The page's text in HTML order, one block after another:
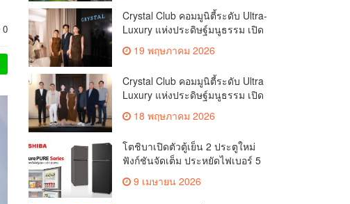
0
เศรษฐกิจหมุนเวียนพร้อมปั้น “คน”
ขับเคลื่อนทั้งอุตสาหกรรมสู่เป้า
หมายคาร์บอนต่ำ
Crystal Club คอมมูนิตี้ระดับ Ultra-
Luxury แห่งประดิษฐ์มนูธรรม เปิด
บทใหม่ของ Crystal Solana ผ่าน
ค่ำคืน A Curated Dinner
Experience for Living Well
19 พฤษภาคม 2026
Crystal Club คอมมูนิตี้ระดับ Ultra
Luxury แห่งประดิษฐ์มนูธรรม เปิด
บทใหม่ของ Crystal Solana ผ่าน
ค่ำคืน A Curated Dinner
18 พฤษภาคม 2026
โตชิบาเปิดตัวตู้เย็น 2 ประตูใหม่
ฟังก์ชันจัดเต็ม ประหยัดไฟเบอร์ 5
สูงสุด 5 ดาว
9 เมษายน 2026